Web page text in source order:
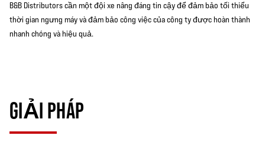
B&B Distributors cần một đội xe nâng đáng tin cậy để đảm bảo tối thiểu
thời gian ngưng máy và đảm bảo công việc của công ty được hoàn thành
nhanh chóng và hiệu quả.
GIẢI PHÁP